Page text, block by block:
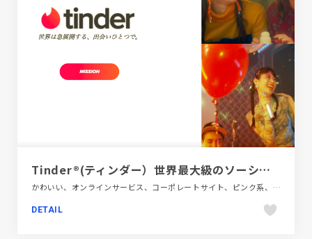
Tinder®(ティンダー）世界最大級のソーシャル系マッチングアプリ【日本公式】
かわいい、オンラインサービス、コーポレートサイト、ピンク系、フラットデザイン、ブランド・サービスサイト、ポップ、モーション多め、レッド系、大きめ写真
DETAIL